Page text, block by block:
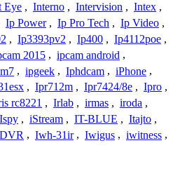
Eye , Interno , Intervision , Intex ,
Ip Power , Ip Pro Tech , Ip Video ,
, Ip3393pv2 , Ip400 , Ip4112poe ,
2015 , ipcam android ,
, ipgeek , Iphdcam , iPhone ,
, Ipr712m , Ipr7424/8e , Ipro ,
rc8221 , Irlab , irmas , iroda ,
Ispy , iStream , IT-BLUE , Itajto ,
, Iwh-31ir , Iwigus , iwitness ,